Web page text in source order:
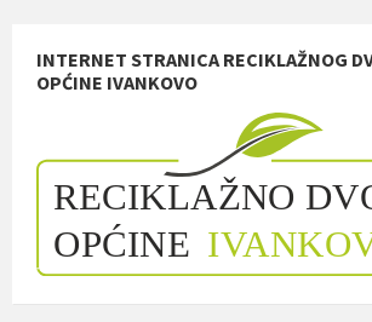
INTERNET STRANICA RECIKLAŽNOG
OPĆINE IVANKOVO